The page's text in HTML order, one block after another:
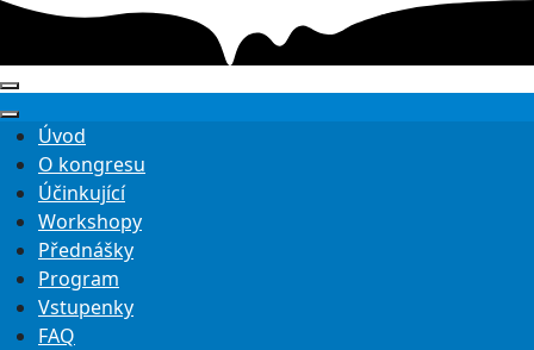
Úvod
O kongresu
Účinkující
Workshopy
Přednášky
Program
Vstupenky
FAQ